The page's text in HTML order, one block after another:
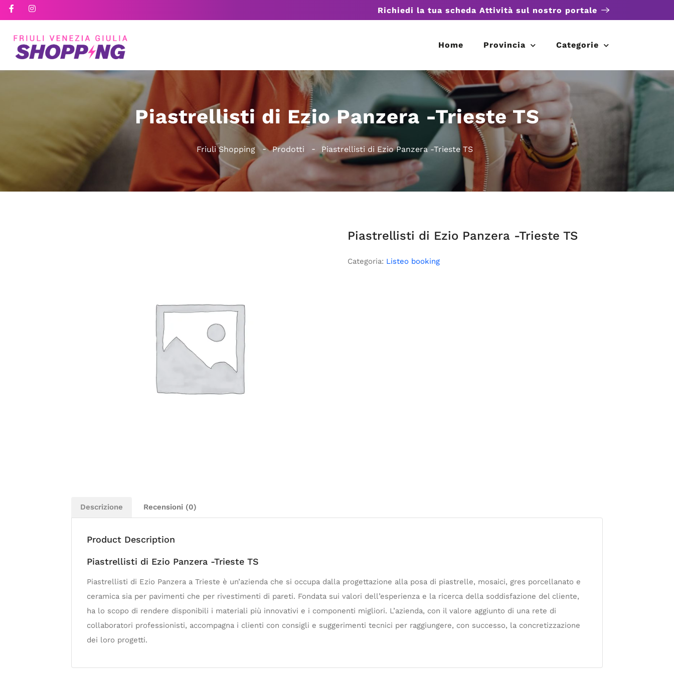
Richiedi la tua scheda Attività sul nostro portale
Home Provincia Categorie
Piastrellisti di Ezio Panzera -Trieste TS
Friuli Shopping Prodotti Piastrellisti di Ezio Panzera -Trieste TS
Piastrellisti di Ezio Panzera -Trieste TS
Categoria: Listeo booking
Descrizione Recensioni (0)
Product Description
Piastrellisti di Ezio Panzera -Trieste TS
Piastrellisti di Ezio Panzera a Trieste è un’azienda che si occupa dalla progettazione alla posa di piastrelle, mosaici, gres porcellanato e
ceramica sia per pavimenti che per rivestimenti di pareti. Fondata sui valori dell’esperienza e la ricerca della soddisfazione del cliente,
ha lo scopo di rendere disponibili i materiali più innovativi e i componenti migliori. L’azienda, con il valore aggiunto di una rete di
collaboratori professionisti, accompagna i clienti con consigli e suggerimenti tecnici per raggiungere, con successo, la concretizzazione
dei loro progetti.